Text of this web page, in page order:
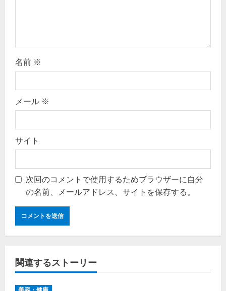
名前 ※
メール ※
サイト
次回のコメントで使用するためブラウザーに自分
の名前、メールアドレス、サイトを保存する。
関連するストーリー